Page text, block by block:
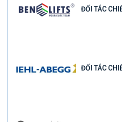
ĐỐI TÁC
ĐỐI TÁC